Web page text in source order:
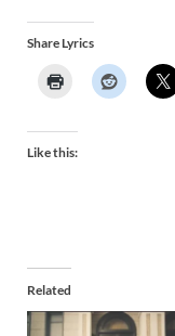
Share Lyrics
Like this:
Related